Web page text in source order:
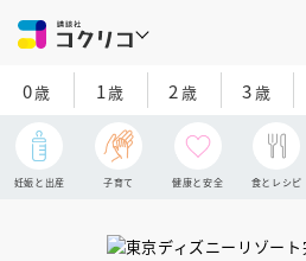
0歳 1歳 2 歳 3歳
妊娠と出産 子育て 健康と安全 食とレシピ